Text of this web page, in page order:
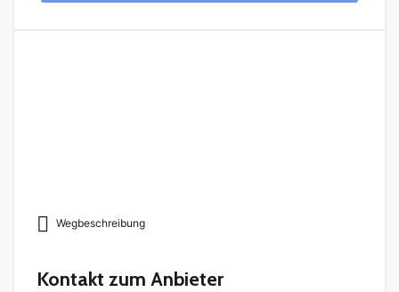
Wegbeschreibung
Kontakt zum Anbieter